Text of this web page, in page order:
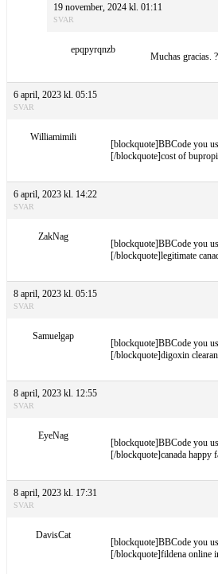
19 november, 2024 kl. 01:11
SVAR
epqpyrqnzb
Muchas gracias.
6 april, 2023 kl. 05:15
SVAR
Williamimili
[blockquote]BBCode you
[/blockquote]cost of
6 april, 2023 kl. 14:22
SVAR
ZakNag
[blockquote]BBCode you
[/blockquote]legitimate
8 april, 2023 kl. 05:15
SVAR
Samuelgap
[blockquote]BBCode you
[/blockquote]digoxin
8 april, 2023 kl. 12:55
SVAR
EyeNag
[blockquote]BBCode you
[/blockquote]canada happy
8 april, 2023 kl. 17:31
SVAR
DavisCat
[blockquote]BBCode you
[/blockquote]fildena online